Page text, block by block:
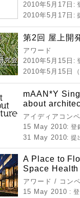
2010年5月17日 :
2010年5月17日 :
第2回 屋上開
アワード
2010年5月15日 :
2010年5月15日
mAAN*Y
about
アイディアコン
15 May 2010: 登
31 May 2010: 提
A Place to
Space
アワード / コン
15 May 2010 :